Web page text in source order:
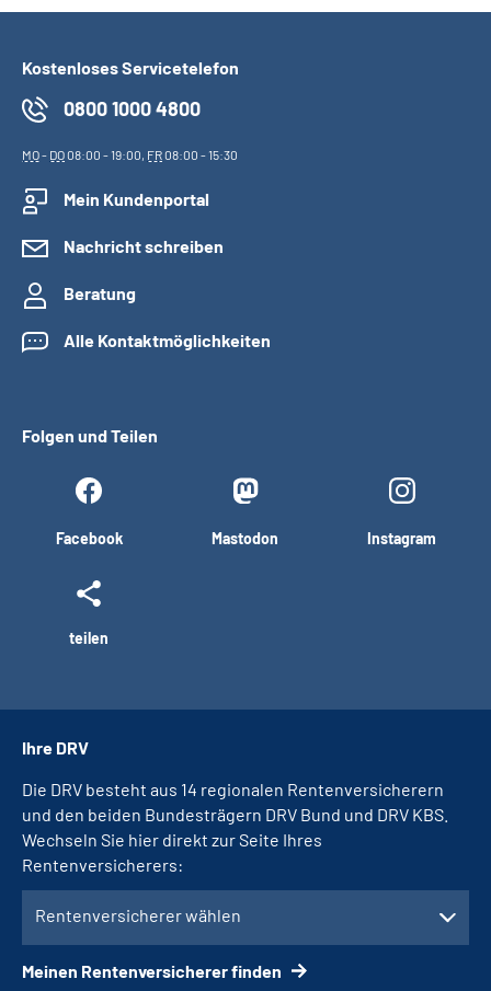
Kostenloses Servicetelefon
0800 1000 4800
MO- DO08:00 - 19:00, FR08:00 - 15:30
Mein Kundenportal
Nachricht schreiben
Beratung
Alle Kontaktmöglichkeiten
Folgen und Teilen
Facebook Mastodon Instagram
teilen
Ihre DRV
Die DRV besteht aus 14 regionalen Rentenversicherern
und den beiden Bundesträgern DRV Bund und DRV KBS.
Wechseln Sie hier direkt zur Seite Ihres
Rentenversicherers:
Rentenversicherer wählen
Meinen Rentenversicherer finden